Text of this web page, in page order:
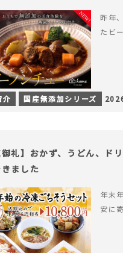
昨年
たビ
介 国産無添加シリーズ
御礼】おかず、うどん、ド
ました
年末
安に